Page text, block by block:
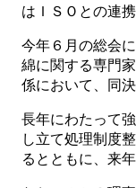
はＩＳＯとの連
今年６月の総会
綿に関する専門
係において、同
長年にわたって
し立て処理制度
るとともに、来